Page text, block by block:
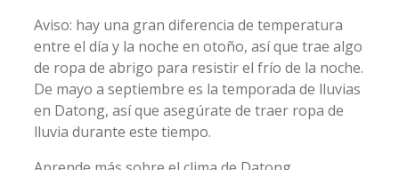
Aviso: hay una gran diferencia de temperatura
entre el día y la noche en otoño, así que trae algo
de ropa de abrigo para resistir el frío de la noche.
De mayo a septiembre es la temporada de lluvias
en Datong, así que asegúrate de traer ropa de
lluvia durante este tiempo.